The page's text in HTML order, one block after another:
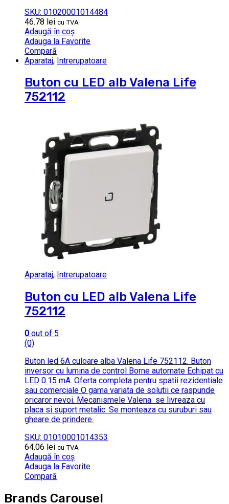
SKU: 01020001014484
46.78 lei cu TVA
Adaugă în coș
Adauga la Favorite
Compară
Aparataj, Intrerupatoare
Buton cu LED alb Valena Life
752112
Aparataj, Intrerupatoare
Buton cu LED alb Valena Life
752112
0 out of 5
(0)
Buton led 6A culoare alba Valena Life 752112. Buton
inversor cu lumina de control Borne automate Echipat cu
LED 0.15 mA. Oferta completa pentru spatii rezidentiale
sau comerciale O gama variata de solutii ce raspunde
oricaror nevoi. Mecanismele Valena se livreaza cu
placa si suport metalic. Se monteaza cu suruburi sau
gheare de prindere.
SKU: 01010001014353
64.06 lei cu TVA
Adaugă în coș
Adauga la Favorite
Compară
Brands Carousel